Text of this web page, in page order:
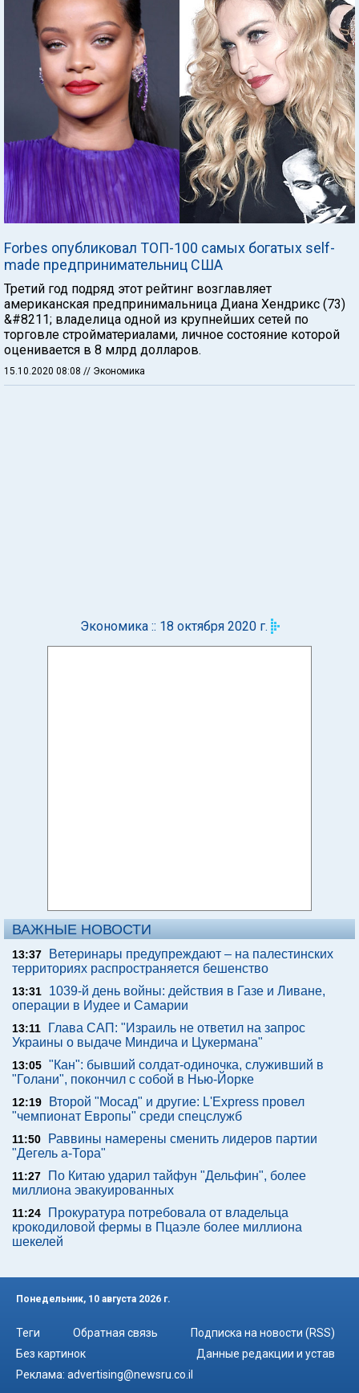
Forbes опубликовал ТОП-100 самых богатых self-
made предпринимательниц США
Третий год подряд этот рейтинг возглавляет
американская предпринимальница Диана Хендрикс (73)
&#8211; владелица одной из крупнейших сетей по
торговле стройматериалами, личное состояние которой
оценивается в 8 млрд долларов.
15.10.2020 08:08 // Экономика
Экономика :: 18 октября 2020 г.
ВАЖНЫЕ НОВОСТИ
13:37
Ветеринары предупреждают – на палестинских
территориях распространяется бешенство
13:31
1039-й день войны: действия в Газе и Ливане,
операции в Иудее и Самарии
13:11
Глава САП: "Израиль не ответил на запрос
Украины о выдаче Миндича и Цукермана"
13:05 "Кан": бывший солдат-одиночка, служивший в
"Голани", покончил с собой в Нью-Йорке
12:19
Второй "Мосад" и другие: L'Express провел
"чемпионат Европы" среди спецслужб
11:50
Раввины намерены сменить лидеров партии
"Дегель а-Тора"
11:27
По Китаю ударил тайфун "Дельфин", более
миллиона эвакуированных
11:24
Прокуратура потребовала от владельца
крокодиловой фермы в Пцаэле более миллиона
шекелей
Понедельник, 10 августа 2026 г.
Теги Обратная связь
Подписка на новости (RSS)
Без картинок
Данные редакции и устав
Реклама: advertising@newsru.co.il